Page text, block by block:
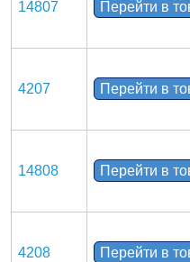
14807 Перейти в
4207 Перейти в
14808 Перейти в
4208 Перейти в